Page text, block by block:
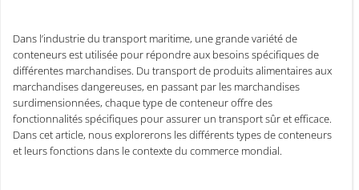
Dans l’industrie du transport maritime, une grande variété de
conteneurs est utilisée pour répondre aux besoins spécifiques de
différentes marchandises. Du transport de produits alimentaires aux
marchandises dangereuses, en passant par les marchandises
surdimensionnées, chaque type de conteneur offre des
fonctionnalités spécifiques pour assurer un transport sûr et efficace.
Dans cet article, nous explorerons les différents types de conteneurs
et leurs fonctions dans le contexte du commerce mondial.